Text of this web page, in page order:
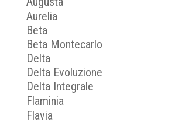
Aurelia
Beta
Beta Montecarlo
Delta
Delta Evoluzione
Delta Integrale
Flaminia
Flavia